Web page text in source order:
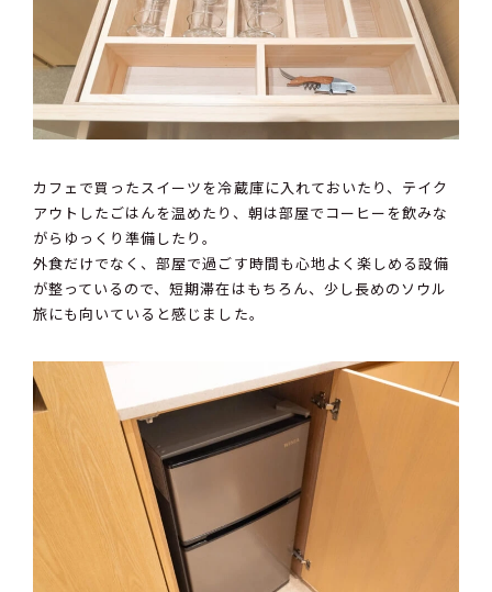
カフェで買ったスイーツを冷蔵庫に入れておいたり、テイク
アウトしたごはんを温めたり、朝は部屋でコーヒーを飲みな
がらゆっくり準備したり。
外食だけでなく、部屋で過ごす時間も心地よく楽しめる設備
が整っているので、短期滞在はもちろん、少し長めのソウル
旅にも向いていると感じました。